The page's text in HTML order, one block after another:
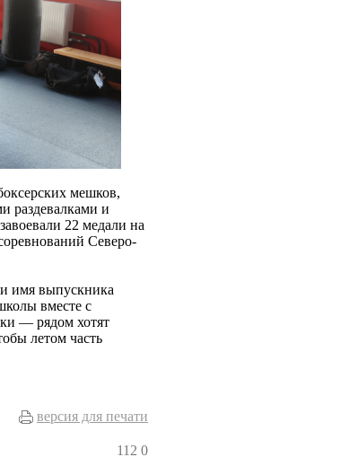
мешков,
раздевалками и
22 медали на
Северо-
имя выпускника
вместе с
— рядом хотят
летом часть
версия для печати
112 0